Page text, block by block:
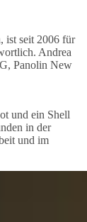
ist seit 2006 für
Andrea
Panolin New
und ein Shell
in der
und im